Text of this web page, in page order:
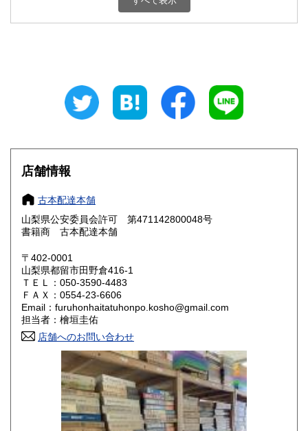
800円 三重県
大阪府
奈良県
鳥取県 800円 島根県
岡山県
山口県 800円
香川県 800円 愛媛県
高知県 800円
800円 長崎県
800円 大分県
店舗情報
古本配達本舗
山梨県公安委員会許可 第471142800048号
書籍商 古本配達本舗
〒402-0001
山梨県都留市田野倉416-1
ＴＥＬ：050-3590-4483
ＦＡＸ：0554-23-6606
Email：furuhonhaitatuhonpo.kosho@gmail.com
担当者：檜垣圭佑
店舗へのお問い合わせ